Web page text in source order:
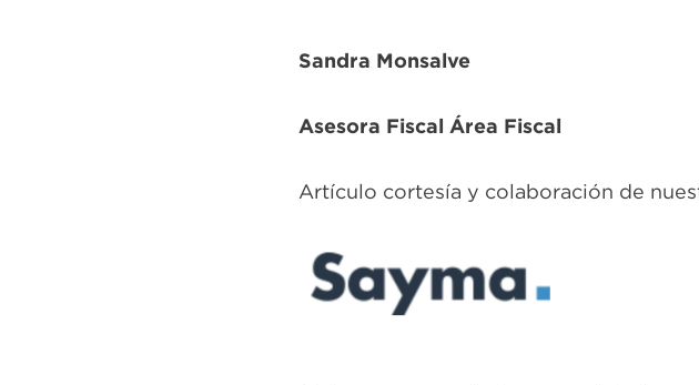
Sandra Monsalve
Asesora Fiscal Área Fiscal
Artículo cortesía y colaboración de